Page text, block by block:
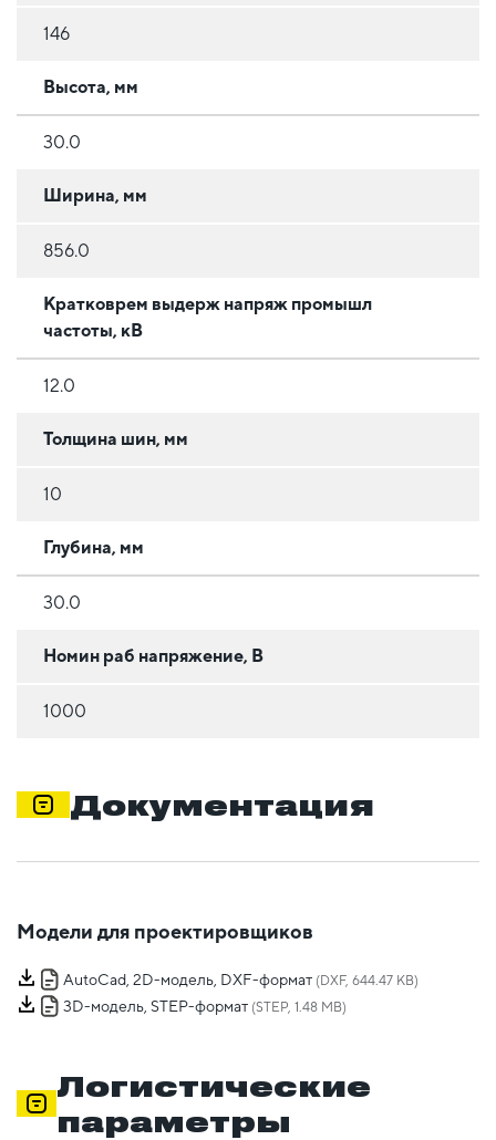
146
Высота, мм
30.0
Ширина, мм
856.0
Кратковрем выдерж напряж промышл
частоты, кВ
12.0
Толщина шин, мм
10
Глубина, мм
30.0
Номин раб напряжение, В
1000
Документация
Модели для проектировщиков
AutoCad, 2D-модель, DXF-формат (DXF, 644.47 KB)
3D-модель, STEP-формат (STEP, 1.48 MB)
Логистические
параметры